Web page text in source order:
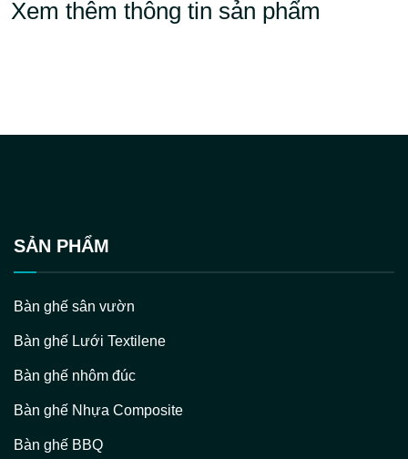
Xem thêm thông tin sản phẩm
SẢN PHẨM
Bàn ghế sân vườn
Bàn ghế Lưới Textilene
Bàn ghế nhôm đúc
Bàn ghế Nhựa Composite
Bàn ghế BBQ